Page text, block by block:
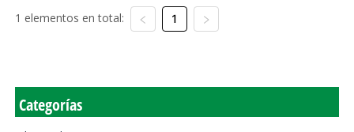
1 elementos en total: 1
Categorías